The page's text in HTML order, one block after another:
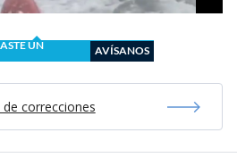
UN
AVÍSANOS
correcciones